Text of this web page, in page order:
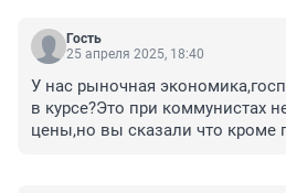
Гость
25 апреля 2025, 18:40
У нас рыночная
в курсе?Это при коммунистах
цены,но вы сказали что кроме